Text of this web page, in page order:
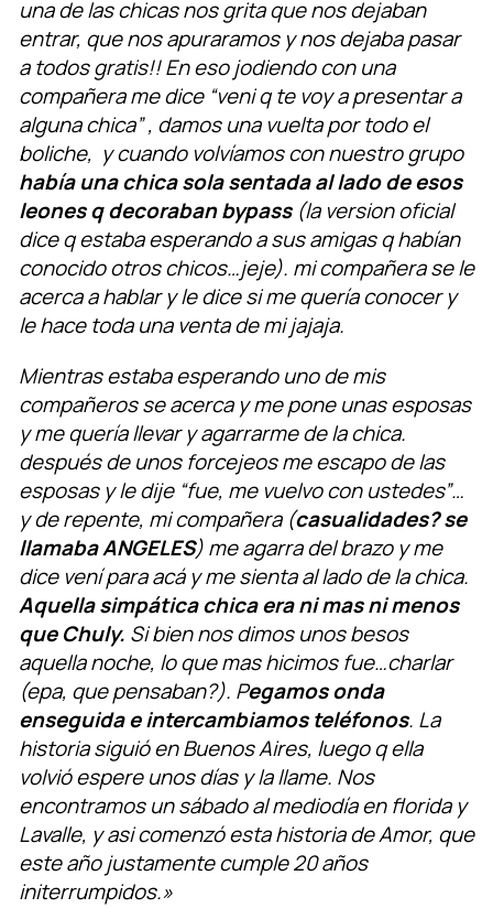
una de las chicas nos grita que nos dejaban
entrar, que nos apuraramos y nos dejaba pasar
a todos gratis!! En eso jodiendo con una
compañera me dice “veni q te voy a presentar a
alguna chica” , damos una vuelta por todo el
boliche, y cuando volvíamos con nuestro grupo
había una chica sola sentada al lado de esos
leones q decoraban bypass(la version oficial
dice q estaba esperando a sus amigas q habían
conocido otros chicos…jeje). mi compañera se le
acerca a hablar y le dice si me quería conocer y
le hace toda una venta de mi jajaja.
Mientras estaba esperando uno de mis
compañeros se acerca y me pone unas esposas
y me quería llevar y agarrarme de la chica.
después de unos forcejeos me escapo de las
esposas y le dije “fue, me vuelvo con ustedes”…
y de repente, mi compañera (casualidades? se
llamaba ANGELES) me agarra del brazo y me
dice vení para acá y me sienta al lado de la chica.
Aquella simpática chica era ni mas ni menos
que Chuly. Si bien nos dimos unos besos
aquella noche, lo que mas hicimos fue…charlar
(epa, que pensaban?). Pegamos onda
enseguida e intercambiamos teléfonos. La
historia siguió en Buenos Aires, luego q ella
volvió espere unos días y la llame. Nos
encontramos un sábado al mediodía en florida y
Lavalle, y asi comenzó esta historia de Amor, que
este año justamente cumple 20 años
initerrumpidos.»